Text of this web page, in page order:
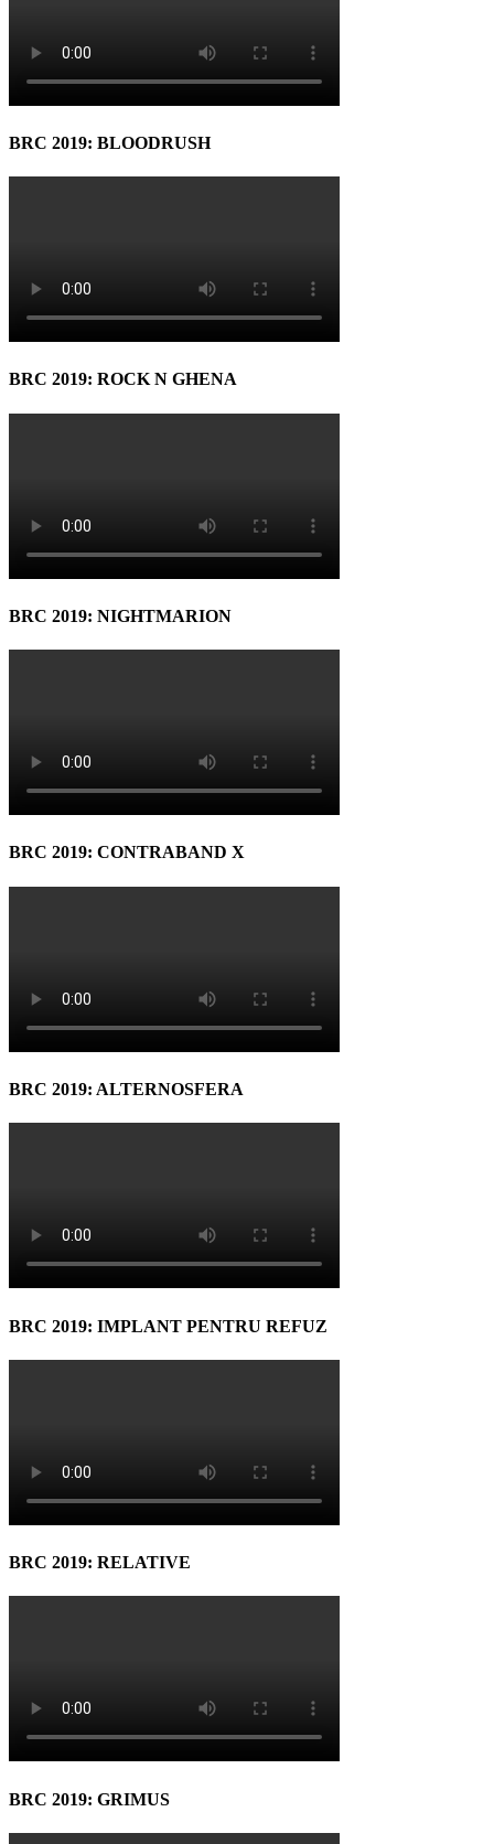
BRC 2019: BLOODRUSH
BRC 2019: ROCK N GHENA
BRC 2019: NIGHTMARION
BRC 2019: CONTRABAND X
BRC 2019: ALTERNOSFERA
BRC 2019: IMPLANT PENTRU REFUZ
BRC 2019: RELATIVE
BRC 2019: GRIMUS